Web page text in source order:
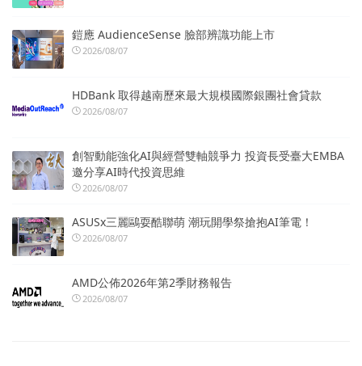
鎧應 AudienceSense 臉部辨識功能上市
2026/08/07
HDBank 取得越南歷來最大規模國際銀團社會貸款
2026/08/07
創智動能強化AI與經營雙軸競爭力 投資長受臺大EMBA
邀分享AI時代投資思維
2026/08/07
ASUSx三麗鷗耍酷聯萌 潮玩開學祭搶抱AI筆電！
2026/08/07
AMD公佈2026年第2季財務報告
2026/08/07